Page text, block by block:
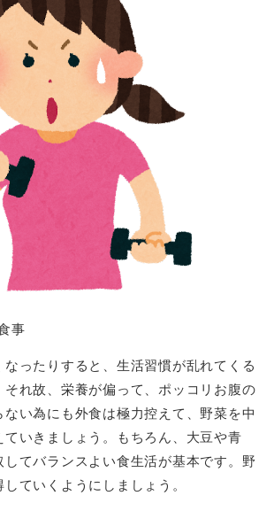
事
ったりすると、生活習慣が乱れてくる
れ故、栄養が偏って、ポッコリお腹の
ない為にも外食は極力控えて、野菜を中
いきましょう。もちろん、大豆や青
てバランスよい食生活が基本です。野
ていくようにしましょう。